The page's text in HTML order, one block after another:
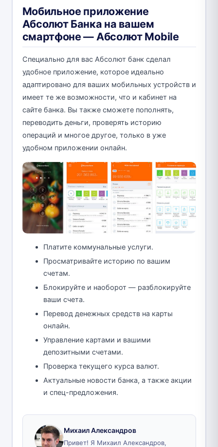
Мобильное приложение
Абсолют Банка на вашем
смартфоне — Абсолют Mobile
Специально для вас Абсолют банк сделал
удобное приложение, которое идеально
адаптировано для ваших мобильных устройств и
имеет те же возможности, что и кабинет на
сайте банка. Вы также сможете пополнять,
переводить деньги, проверять историю
операций и многое другое, только в уже
удобном приложении онлайн.
Платите коммунальные услуги.
Просматривайте историю по вашим
счетам.
Блокируйте и наоборот — разблокируйте
ваши счета.
Перевод денежных средств на карты
онлайн.
Управление картами и вашими
депозитными счетами.
Проверка текущего курса валют.
Актуальные новости банка, а также акции
и спец-предложения.
Михаил Александров
Привет! Я Михаил Александров,